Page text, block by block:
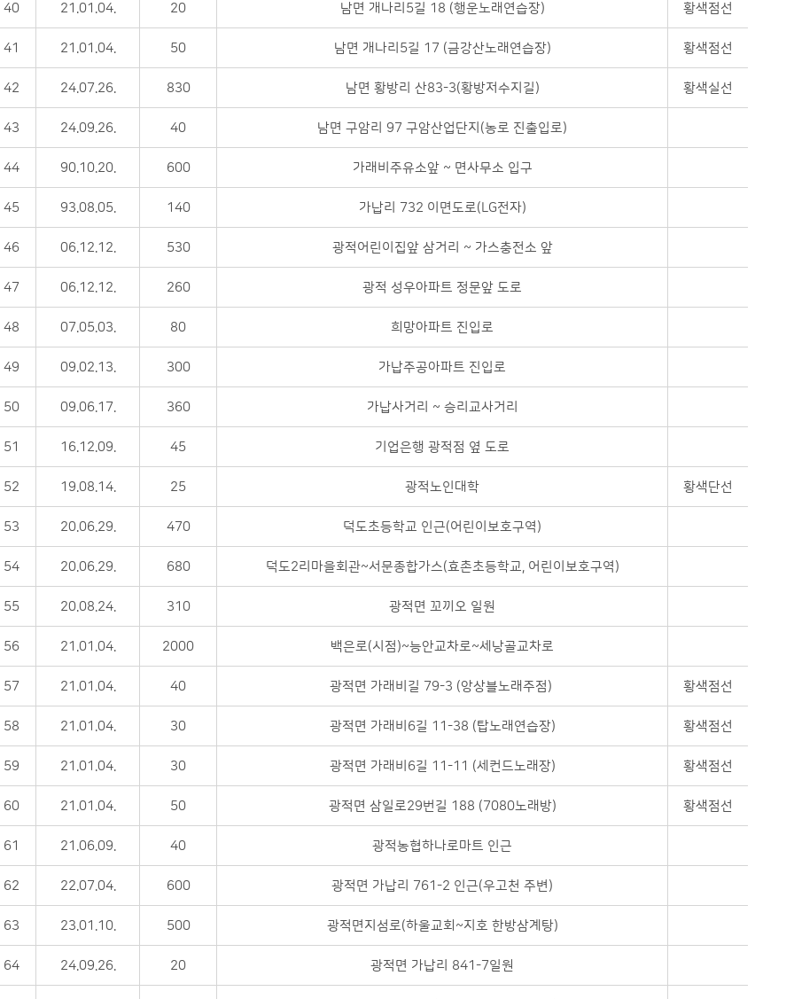
40 21.01.04. 20 남면 개나리5길 18 (행운노래연습장) 황색점선
41 21.01.04. 50 남면 개나리5길 17 (금강산노래연습장) 황색점선
42 24.07.26. 830 남면 황방리 산83-3(황방저수지길) 황색실선
43 24.09.26. 40 남면 구암리 97 구암산업단지(농로 진출입로)
44 90.10.20. 600 가래비주유소앞 ~ 면사무소 입구
45 93.08.05. 140 가납리 732 이면도로(LG전자)
46 06.12.12. 530 광적어린이집앞 삼거리 ~ 가스충전소 앞
47 06.12.12. 260 광적 성우아파트 정문앞 도로
48 07.05.03. 80 희망아파트 진입로
49 09.02.13. 300 가납주공아파트 진입로
50 09.06.17. 360 가납사거리 ~ 승리교사거리
51 16.12.09. 45 기업은행 광적점 옆 도로
52 19.08.14. 25 광적노인대학 황색단선
53 20.06.29. 470 덕도초등학교 인근(어린이보호구역)
54 20.06.29. 680 덕도2리마을회관~서문종합가스(효촌초등학교, 어린이보호구역)
55 20.08.24. 310 광적면 꼬끼오 일원
56 21.01.04. 2000 백은로(시점)~능안교차로~세낭골교차로
57 21.01.04. 40 광적면 가래비길 79-3 (앙상블노래주점) 황색점선
58 21.01.04. 30 광적면 가래비6길 11-38 (탑노래연습장) 황색점선
59 21.01.04. 30 광적면 가래비6길 11-11 (세컨드노래장) 황색점선
60 21.01.04. 50 광적면 삼일로29번길 188 (7080노래방) 황색점선
61 21.06.09. 40 광적농협하나로마트 인근
62 22.07.04. 600 광적면 가납리 761-2 인근(우고천 주변)
63 23.01.10. 500 광적면지섬로(하울교회~지호 한방삼계탕)
64 24.09.26. 20 광적면 가납리 841-7일원